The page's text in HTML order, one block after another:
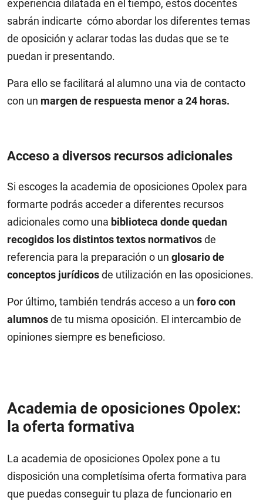
experiencia dilatada en el tiempo, estos docentes
sabrán indicarte cómo abordar los diferentes temas
de oposición y aclarar todas las dudas que se te
puedan ir presentando.
Para ello se facilitará al alumno una via de contacto
con un margen de respuesta menor a 24 horas.
Acceso a diversos recursos adicionales
Si escoges la academia de oposiciones Opolex para
formarte podrás acceder a diferentes recursos
adicionales como una biblioteca donde quedan
recogidos los distintos textos normativosde
referencia para la preparación o un glosario de
conceptos jurídicosde utilización en las oposiciones.
Por último, también tendrás acceso a un foro con
alumnosde tu misma oposición. El intercambio de
opiniones siempre es beneficioso.
Academia de oposiciones Opolex:
la oferta formativa
La academia de oposiciones Opolex pone a tu
disposición una completísima oferta formativa para
que puedas conseguir tu plaza de funcionario en